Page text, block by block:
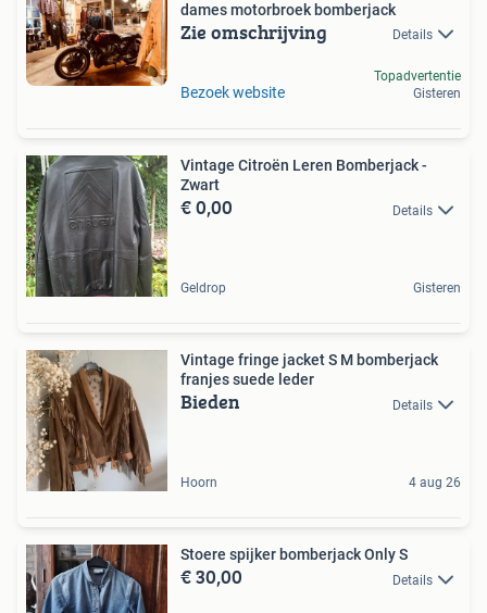
dames motorbroek bomberjack
Zie omschrijving Details
Bezoek website
Topadvertentie
Gisteren
Vintage Citroën Leren Bomberjack -
Zwart
€ 0,00 Details
Geldrop Gisteren
Vintage fringe jacket S M bomberjack
franjes suede leder
Bieden Details
Hoorn 4 aug 26
Stoere spijker bomberjack Only S
€ 30,00 Details